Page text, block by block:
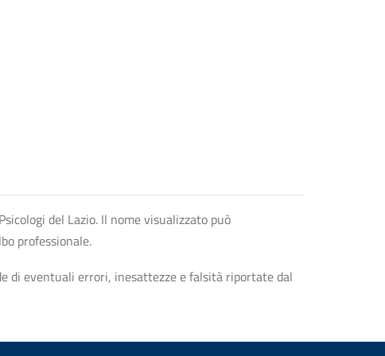
del Lazio. Il nome visualizzato può
professionale.
di eventuali errori, inesattezze e falsità riportate dal